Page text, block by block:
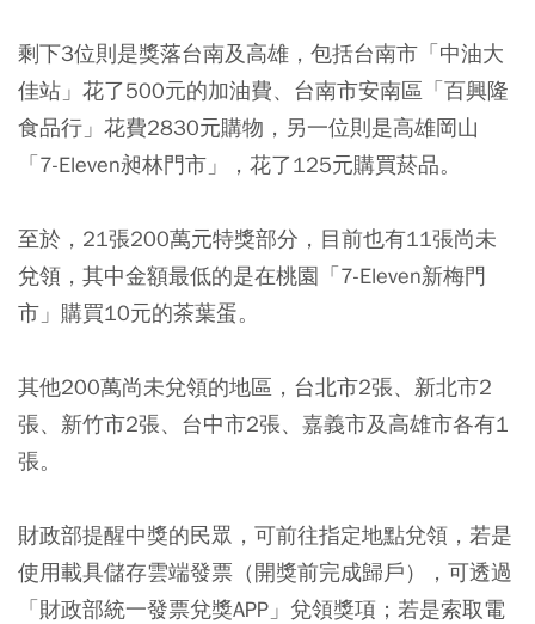
剩下3位則是獎落台南及高雄，包括台南市「中油大
佳站」花了500元的加油費、台南市安南區「百興隆
食品行」花費2830元購物，另一位則是高雄岡山
「7-Eleven昶林門市」，花了125元購買菸品。
至於，21張200萬元特獎部分，目前也有11張尚未
兌領，其中金額最低的是在桃園「7-Eleven新梅門
市」購買10元的茶葉蛋。
其他200萬尚未兌領的地區，台北市2張、新北市2
張、新竹市2張、台中市2張、嘉義市及高雄市各有1
張。
財政部提醒中獎的民眾，可前往指定地點兌領，若是
使用載具儲存雲端發票（開獎前完成歸戶），可透過
「財政部統一發票兌獎APP」兌領獎項；若是索取電